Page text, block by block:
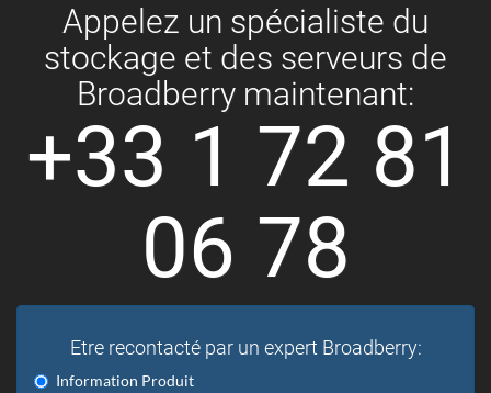
Appelez un spécialiste du
stockage et des serveurs de
Broadberry maintenant:
+33 1 72 81
06 78
Etre recontacté par un expert Broadberry:
Information Produit